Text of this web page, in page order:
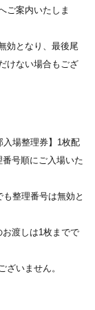
ご案内いたしま
効となり、最後尾
けない場合もござ
場整理券】1枚配
号順にご入場いた
整理番号は無効と
渡しは1枚までで
いません。